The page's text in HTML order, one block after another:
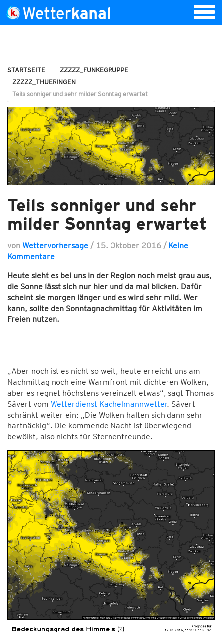
STARTSEITE
ZZZZZ_FUNKEGRUPPE
ZZZZZ_THUERINGEN
Teils sonniger und sehr milder Sonntag erwartet
Teils sonniger und sehr
milder Sonntag erwartet
von Wettervorhersage / 15. Oktober 2016 / Keine
Kommentare
Heute sieht es bei uns in der Region noch meist grau aus,
die Sonne lässt sich nur hier und da mal blicken. Dafür
scheint sie morgen länger und es wird sehr mild. Wer
kann, sollte den Sonntagnachmittag für Aktivitäten im
Freien nutzen.
„Aber noch ist es nicht so weit, heute erreicht uns am
Nachmittag noch eine Warmfront mit dichteren Wolken,
aber es regnet höchstens vereinzelt etwas“, sagt Thomas
Sävert vom Wetterdienst Kachelmannwetter. Sävert
schränkt weiter ein: „Die Wolken halten sich dann sehr
hartnäckig“. Die kommende Nacht ist überwiegend
bewölkt, also nichts für Sternenfreunde.